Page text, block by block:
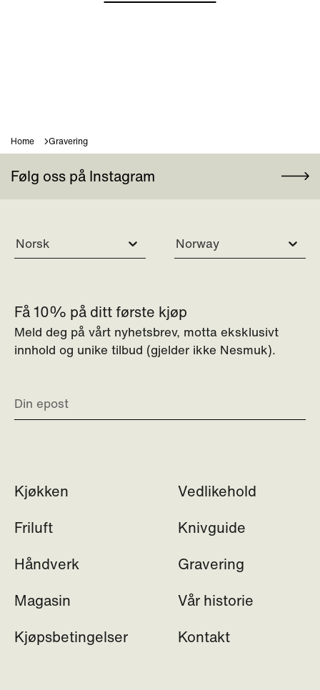
Home Gravering
Følg oss på Instagram
Norsk Norway
Få 10% på ditt første kjøp
Meld deg på vårt nyhetsbrev, motta eksklusivt
innhold og unike tilbud (gjelder ikke Nesmuk).
Kjøkken
Friluft
Håndverk
Magasin
Kjøpsbetingelser
Vedlikehold
Knivguide
Gravering
Vår historie
Kontakt